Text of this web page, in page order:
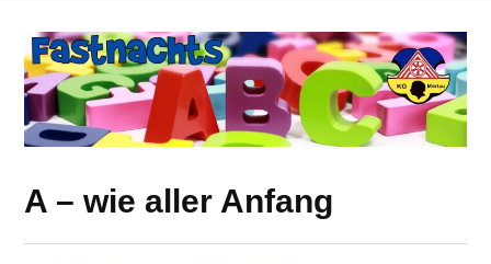
A – wie aller Anfang